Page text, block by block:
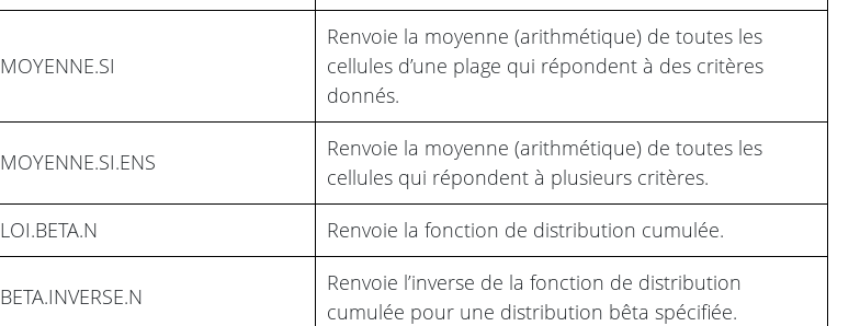
MOYENNE.SI
Renvoie la moyenne (arithmétique) de toutes les
cellules d’une plage qui répondent à des critères
donnés.
MOYENNE.SI.ENS
Renvoie la moyenne (arithmétique) de toutes les
cellules qui répondent à plusieurs critères.
LOI.BETA.N Renvoie la fonction de distribution cumulée.
BETA.INVERSE.N
Renvoie l’inverse de la fonction de distribution
cumulée pour une distribution bêta spécifiée.